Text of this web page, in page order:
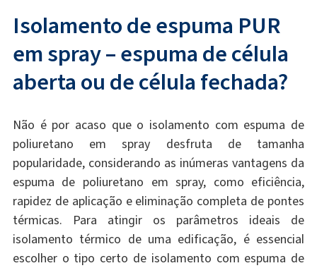
Isolamento de espuma PUR
em spray – espuma de célula
aberta ou de célula fechada?
Não é por acaso que o isolamento com espuma de
poliuretano em spray desfruta de tamanha
popularidade, considerando as inúmeras vantagens da
espuma de poliuretano em spray, como eficiência,
rapidez de aplicação e eliminação completa de pontes
térmicas. Para atingir os parâmetros ideais de
isolamento térmico de uma edificação, é essencial
escolher o tipo certo de isolamento com espuma de